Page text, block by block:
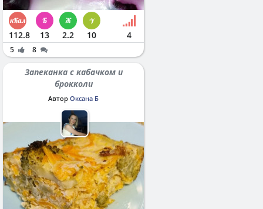
112.8 13 2.2 10 4
5 8
Запеканка с кабачком и
брокколи
Автор Оксана Б